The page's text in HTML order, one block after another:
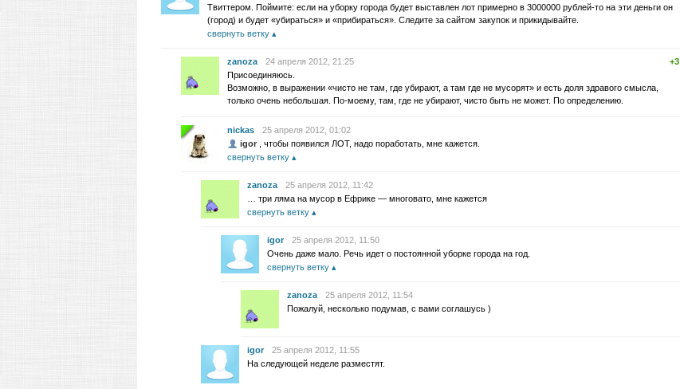
Твиттером. Поймите: если на уборку города будет выставлен лот примерно в 3000000 рублей-то на эти деньги он
(город) и будет «убираться» и «прибираться». Следите за сайтом закупок и прикидывайте.
свернуть ветку
zanoza 24 апреля 2012, 21:25
+3
Присоединяюсь.
Возможно, в выражении «чисто не там, где убирают, а там где не мусорят» и есть доля здравого смысла,
только очень небольшая. По-моему, там, где не убирают, чисто быть не может. По определению.
nickas
25 апреля 2012, 01:02
igor , чтобы появился ЛОТ, надо поработать, мне кажется.
свернуть ветку
zanoza
25 апреля 2012, 11:42
… три ляма на мусор в Ефрике — многовато, мне кажется
свернуть ветку
igor
25 апреля 2012, 11:50
Очень даже мало. Речь идет о постоянной уборке города на год.
свернуть ветку
zanoza
25 апреля 2012, 11:54
Пожалуй, несколько подумав, с вами соглашусь )
igor
25 апреля 2012, 11:55
На следующей неделе разместят.